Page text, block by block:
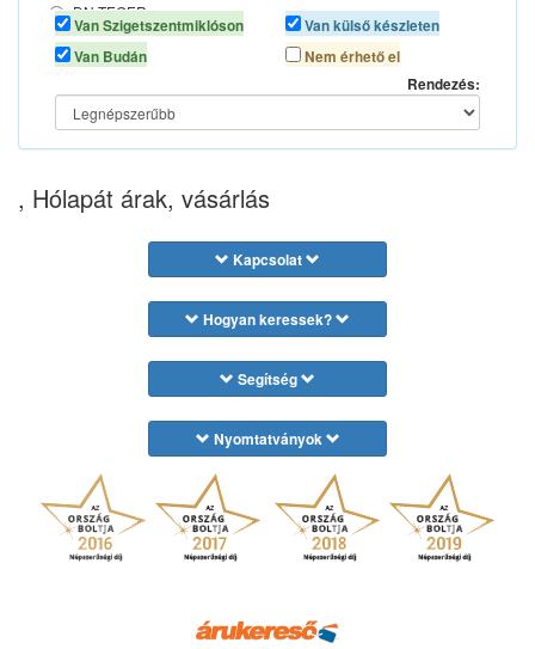
DN TEGER
MAX
Van Szigetszentmiklóson
Van Budán
Van külső készleten
Nem érhető el
Rendezés:
, Hólapát árak, vásárlás
Kapcsolat
Hogyan keressek?
Segítség
Nyomtatványok